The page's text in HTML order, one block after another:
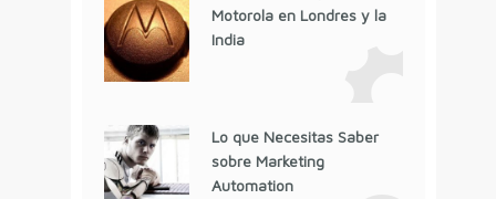
Motorola en Londres y la
India
Lo que Necesitas Saber
sobre Marketing
Automation